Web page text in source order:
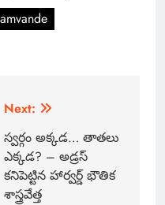
Next:
స్వర్గం అక్కడ… తాతలు
ఎక్కడ? – అడ్రస్
కనిపెట్టిన హార్వర్డ్ భౌతిక
శాస్త్రవేత్త